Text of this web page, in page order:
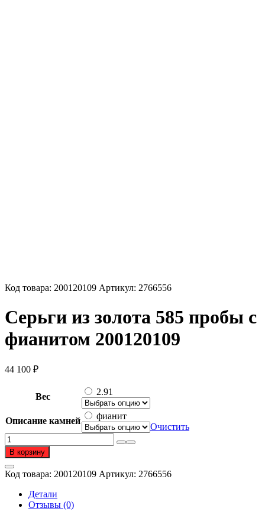
Код товара: 200120109 Артикул: 2766556
Серьги из золота 585 пробы с
фианитом 200120109
44 100 ₽
Вес 2.91
Описание камней
фианит
Очистить
Количество
товара
Серьги
из
золота
пробы
В корзину
Код товара: 200120109 Артикул: 2766556
Детали
Отзывы (0)